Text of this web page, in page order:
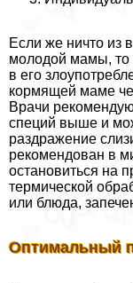
Если же ничто из
молодой мамы, то
в его
кормящей маме
Врачи
специй выше и
раздражение
рекомендован в
остановиться на
термической
или блюда,
Оптимальный